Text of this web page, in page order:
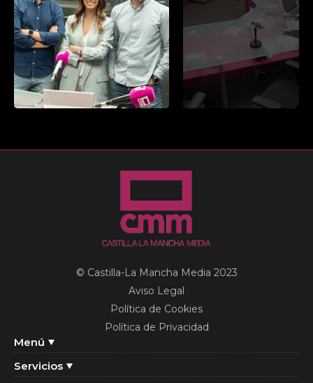
Menú
Servicios
© Castilla-La Mancha Media 2023
Aviso Legal
Política de Cookies
Política de Privacidad